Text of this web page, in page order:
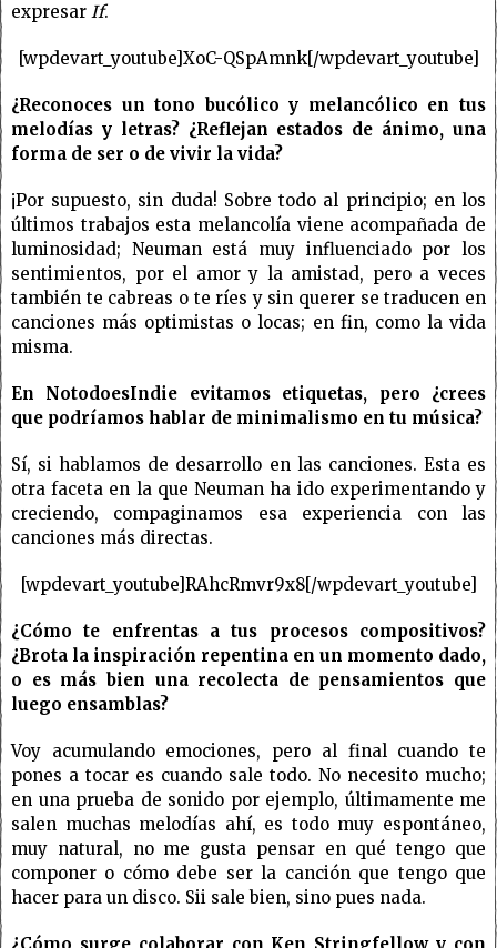
expresar If.
[wpdevart_youtube]XoC-QSpAmnk[/wpdevart_youtube]
¿Reconoces un tono bucólico y melancólico en tus
melodías y letras? ¿Reflejan estados de ánimo, una
forma de ser o de vivir la vida?
¡Por supuesto, sin duda! Sobre todo al principio; en los
últimos trabajos esta melancolía viene acompañada de
luminosidad; Neuman está muy influenciado por los
sentimientos, por el amor y la amistad, pero a veces
también te cabreas o te ríes y sin querer se traducen en
canciones más optimistas o locas; en fin, como la vida
misma.
En NotodoesIndie evitamos etiquetas, pero ¿crees
que podríamos hablar de minimalismo en tu música?
Sí, si hablamos de desarrollo en las canciones. Esta es
otra faceta en la que Neuman ha ido experimentando y
creciendo, compaginamos esa experiencia con las
canciones más directas.
[wpdevart_youtube]RAhcRmvr9x8[/wpdevart_youtube]
¿Cómo te enfrentas a tus procesos compositivos?
¿Brota la inspiración repentina en un momento dado,
o es más bien una recolecta de pensamientos que
luego ensamblas?
Voy acumulando emociones, pero al final cuando te
pones a tocar es cuando sale todo. No necesito mucho;
en una prueba de sonido por ejemplo, últimamente me
salen muchas melodías ahí, es todo muy espontáneo,
muy natural, no me gusta pensar en qué tengo que
componer o cómo debe ser la canción que tengo que
hacer para un disco. Sii sale bien, sino pues nada.